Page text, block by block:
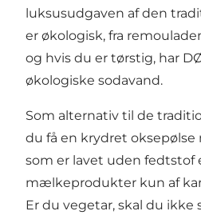
luksusudgaven af den
er økologisk, fra
og hvis du er tørstig, har
økologiske sodavand.
Som alternativ til de
du få en krydret
som er lavet uden fedtstof
mælkeprodukter kun af
Er du vegetar, skal du ikke